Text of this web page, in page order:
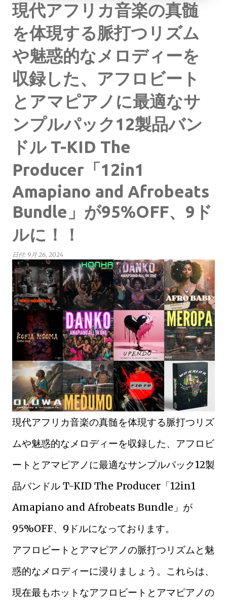
現代アフリカ音楽の真髄
を体現する脈打つリズム
や魅惑的なメロディーを
収録した、アフロビート
とアマピアノに最適なサ
ンプルパック12製品バン
ドル T-KID The
Producer「12in1
Amapiano and Afrobeats
Bundle」が95%OFF、9ド
ルに！！
日付: 9月 26, 2024
現代アフリカ音楽の真髄を体現する脈打つリズ
ムや魅惑的なメロディーを収録した、アフロビ
ートとアマピアノに最適なサンプルパック12製
品バンドル T-KID The Producer「12in1
Amapiano and Afrobeats Bundle」が
95%OFF、9ドルになっております。
アフロビートとアマピアノの脈打つリズムと魅
惑的なメロディーに浸りましょう。これらは、
現在最もホットなアフロビートとアマピアノの